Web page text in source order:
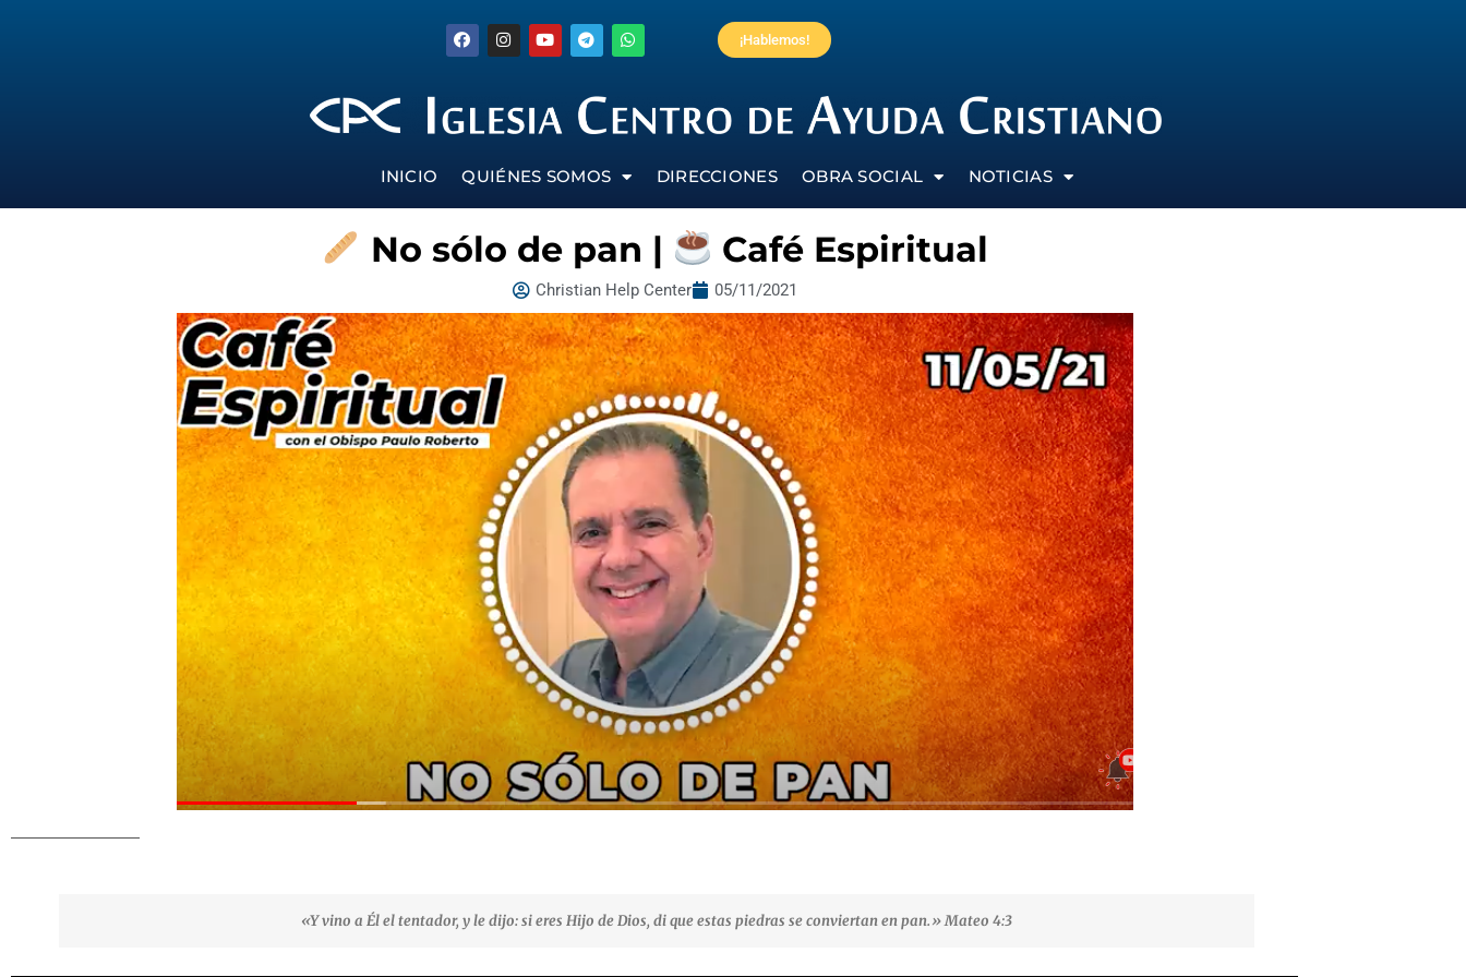
¡Hablemos!
INICIO QUIÉNES SOMOS DIRECCIONES OBRA SOCIAL NOTICIAS
No sólo de pan | Café Espiritual
Christian Help Center 05/11/2021
«Y vino a Él el tentador, y le dijo: si eres Hijo de Dios, di que estas piedras se conviertan en pan.» Mateo 4:3